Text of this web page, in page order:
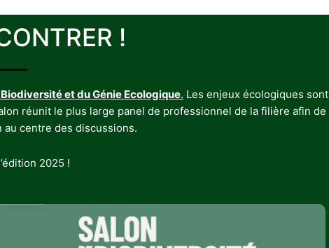
!
et du Génie Ecologique. Les enjeux écologiques sont
réunit le plus large panel de professionnel de la filière afin de
centre des discussions.
2025 !